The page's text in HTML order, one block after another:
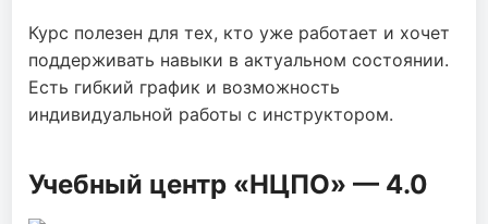
Курс полезен для тех, кто уже работает и хочет
поддерживать навыки в актуальном состоянии.
Есть гибкий график и возможность
индивидуальной работы с инструктором.
Учебный центр «НЦПО» — 4.0